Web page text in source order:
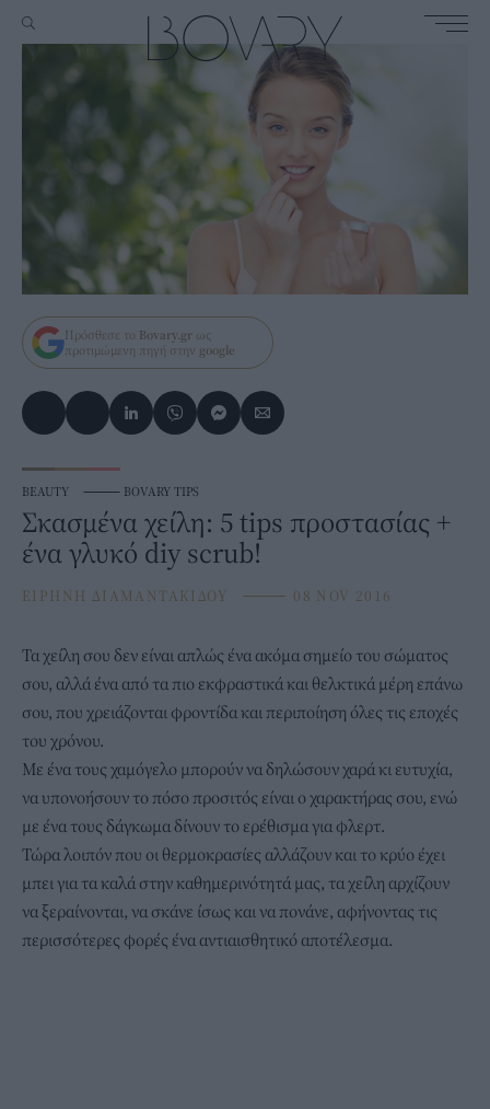
Πρόσθεσε το Bovary.gr ως
προτιμώμενη πηγή στην google
BEAUTY ⸻ BOVARY TIPS
Σκασμένα χείλη: 5 tips προστασίας +
ένα γλυκό diy scrub!
ΕΙΡΗΝΗ ΔΙΑΜΑΝΤΑΚΙΔΟΥ ⸻ 08 NOV 2016
Τα χείλη σου δεν είναι απλώς ένα ακόμα σημείο του σώματος
σου, αλλά ένα από τα πιο εκφραστικά και θελκτικά μέρη επάνω
σου, που χρειάζονται φροντίδα και περιποίηση όλες τις εποχές
του χρόνου.
Με ένα τους χαμόγελο μπορούν να δηλώσουν χαρά κι ευτυχία,
να υπονοήσουν το πόσο προσιτός είναι ο χαρακτήρας σου, ενώ
με ένα τους δάγκωμα δίνουν το ερέθισμα για φλερτ.
Τώρα λοιπόν που οι θερμοκρασίες αλλάζουν και το κρύο έχει
μπει για τα καλά στην καθημερινότητά μας, τα χείλη αρχίζουν
να ξεραίνονται, να σκάνε ίσως και να πονάνε, αφήνοντας τις
περισσότερες φορές ένα αντιαισθητικό αποτέλεσμα.